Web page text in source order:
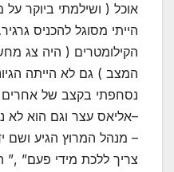
אוכל ( ושילמתי ביוקר
הייתי מסוגל להכניס
הקילומטרים ( היה צג
המצב ) גם לא הייתה
נסחפתי בקצב של אחרים
–אליאס עצר וגם הוא
– מנהל המרוץ הגיע ושם
צריך ללכת מידי פעם” ,”